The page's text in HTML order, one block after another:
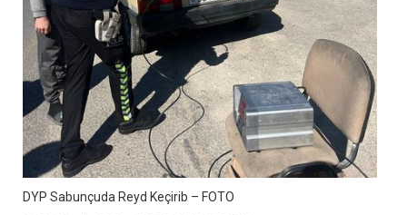
DYP Sabunçuda Reyd Keçirib – FOTO